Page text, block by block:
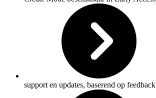
support en updates, baserend op feedback